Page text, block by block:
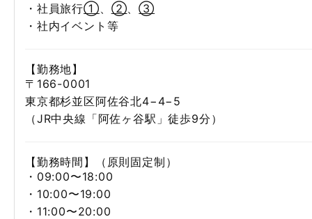
・社員旅行①、 ②、③
・社内イベント等
【勤務地】
〒166-0001
東京都杉並区阿佐谷北4−4−5
（JR中央線「阿佐ヶ谷駅」徒歩9分）
【勤務時間】（原則固定制）
・09:00〜18:00
・10:00〜19:00
・11:00〜20:00